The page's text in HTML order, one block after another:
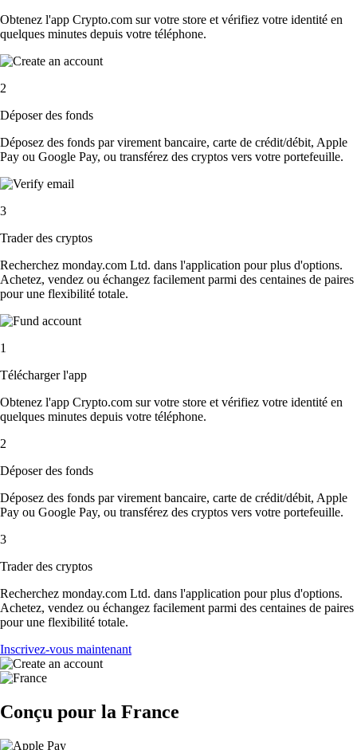
Obtenez l'app Crypto.com sur votre store et vérifiez votre identité en
quelques minutes depuis votre téléphone.
2
Déposer des fonds
Déposez des fonds par virement bancaire, carte de crédit/débit, Apple
Pay ou Google Pay, ou transférez des cryptos vers votre portefeuille.
3
Trader des cryptos
Recherchez monday.com Ltd. dans l'application pour plus d'options.
Achetez, vendez ou échangez facilement parmi des centaines de paires
pour une flexibilité totale.
1
Télécharger l'app
Obtenez l'app Crypto.com sur votre store et vérifiez votre identité en
quelques minutes depuis votre téléphone.
2
Déposer des fonds
Déposez des fonds par virement bancaire, carte de crédit/débit, Apple
Pay ou Google Pay, ou transférez des cryptos vers votre portefeuille.
3
Trader des cryptos
Recherchez monday.com Ltd. dans l'application pour plus d'options.
Achetez, vendez ou échangez facilement parmi des centaines de paires
pour une flexibilité totale.
Inscrivez-vous maintenant
Conçu pour la France